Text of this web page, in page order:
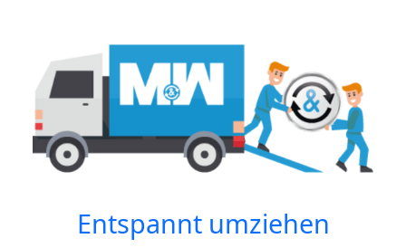
Entspannt umziehen